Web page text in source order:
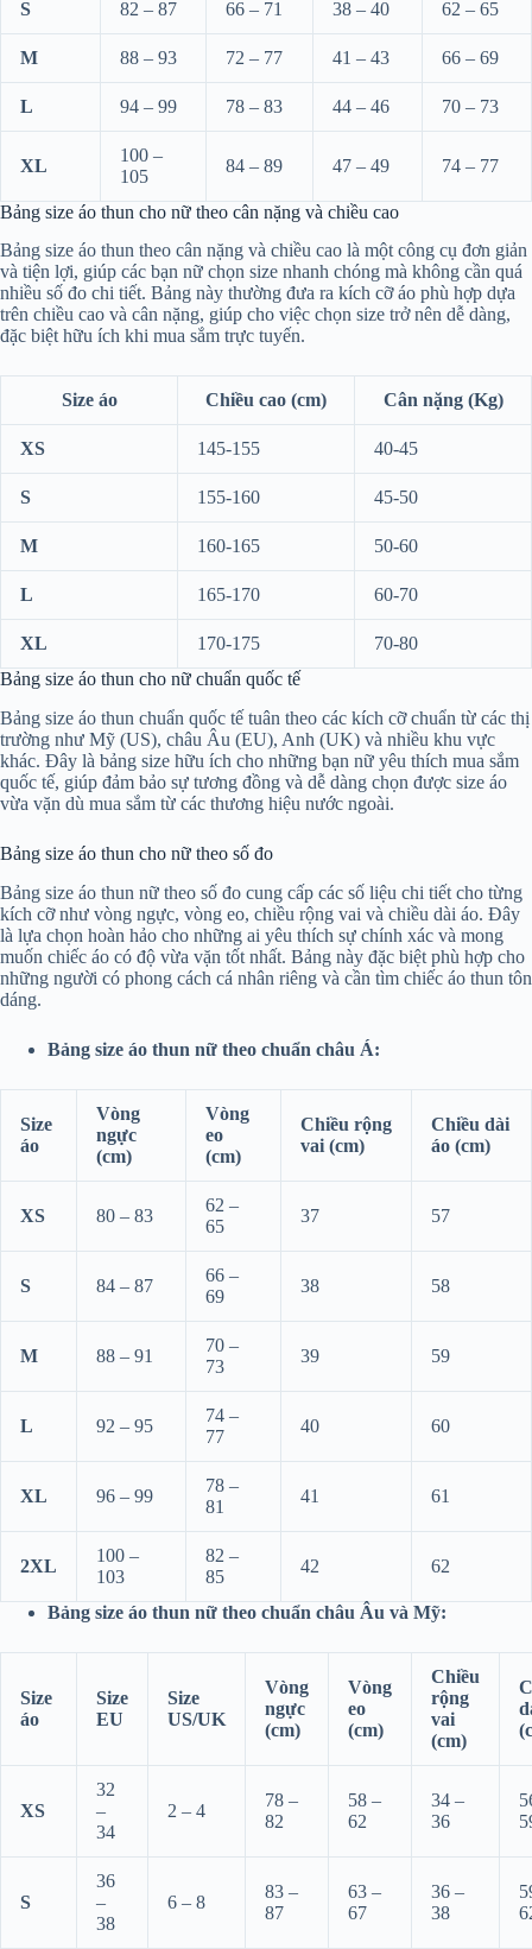
S 82 – 87 66 – 71 38 – 40 62 – 65
M 88 – 93 72 – 77 41 – 43 66 – 69
L 94 – 99 78 – 83 44 – 46 70 – 73
XL
100 –
105
84 – 89 47 – 49 74 – 77
Bảng size áo thun cho nữ theo cân nặng và chiều cao
Bảng size áo thun theo cân nặng và chiều cao là một công cụ đơn giản
và tiện lợi, giúp các bạn nữ chọn size nhanh chóng mà không cần quá
nhiều số đo chi tiết. Bảng này thường đưa ra kích cỡ áo phù hợp dựa
trên chiều cao và cân nặng, giúp cho việc chọn size trở nên dễ dàng,
đặc biệt hữu ích khi mua sắm trực tuyến.
Size áo Chiều cao (cm) Cân nặng (Kg)
XS 145-155 40-45
S 155-160 45-50
M 160-165 50-60
L 165-170 60-70
XL 170-175
70-80
Bảng size áo thun cho nữ chuẩn quốc tế
Bảng size áo thun chuẩn quốc tế tuân theo các kích cỡ chuẩn từ các thị
trường như Mỹ (US), châu Âu (EU), Anh (UK) và nhiều khu vực
khác. Đây là bảng size hữu ích cho những bạn nữ yêu thích mua sắm
quốc tế, giúp đảm bảo sự tương đồng và dễ dàng chọn được size áo
vừa vặn dù mua sắm từ các thương hiệu nước ngoài.
Bảng size áo thun cho nữ theo số đo
Bảng size áo thun nữ theo số đo cung cấp các số liệu chi tiết cho từng
kích cỡ như vòng ngực, vòng eo, chiều rộng vai và chiều dài áo. Đây
là lựa chọn hoàn hảo cho những ai yêu thích sự chính xác và mong
muốn chiếc áo có độ vừa vặn tốt nhất. Bảng này đặc biệt phù hợp cho
những người có phong cách cá nhân riêng và cần tìm chiếc áo thun tôn
dáng.
Bảng size áo thun nữ theo chuẩn châu Á:
Size
áo
Vòng
ngực
(cm)
Vòng
eo
(cm)
Chiều rộng
vai (cm)
Chiều dài
áo (cm)
XS 80 – 83
62 –
65
37 57
S 84 – 87
66 –
69
38 58
M 88 – 91
70 –
73
39 59
L 92 – 95
74 –
77
40 60
XL 96 – 99
78 –
81
41 61
2XL
100 –
103
82 –
85
42 62
Bảng size áo thun nữ theo chuẩn châu Âu và Mỹ:
Size
áo
Size
EU
Size
US/UK
Vòng
ngực
(cm)
Vòng
eo
(cm)
Chiều
rộng
vai
(cm)
XS
32
–
34
2 – 4
78 –
82
58 –
62
34 –
36
S
36
–
38
6 – 8
83 –
87
63 –
67
36 –
38